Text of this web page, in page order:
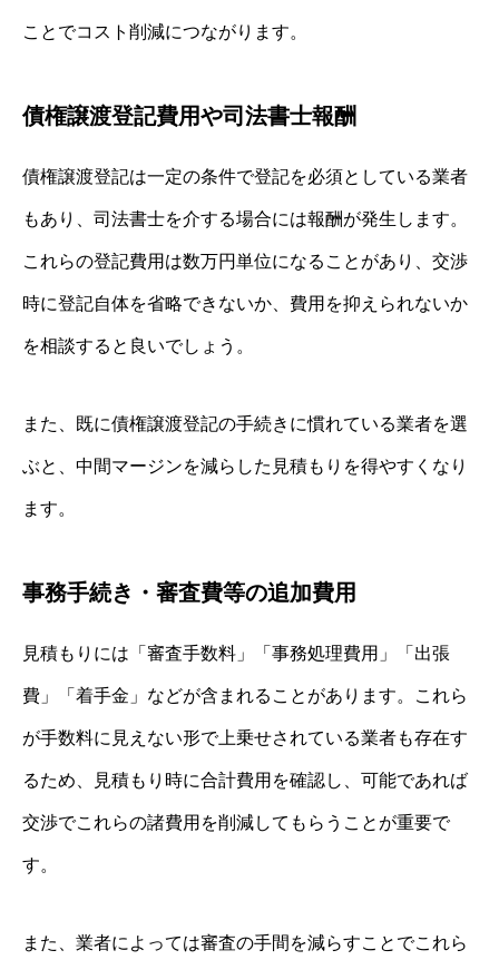
ことでコスト削減につながります。
債権譲渡登記費用や司法書士報酬
債権譲渡登記は一定の条件で登記を必須としている業者
もあり、司法書士を介する場合には報酬が発生します。
これらの登記費用は数万円単位になることがあり、交渉
時に登記自体を省略できないか、費用を抑えられないか
を相談すると良いでしょう。
また、既に債権譲渡登記の手続きに慣れている業者を選
ぶと、中間マージンを減らした見積もりを得やすくなり
ます。
事務手続き・審査費等の追加費用
見積もりには「審査手数料」「事務処理費用」「出張
費」「着手金」などが含まれることがあります。これら
が手数料に見えない形で上乗せされている業者も存在す
るため、見積もり時に合計費用を確認し、可能であれば
交渉でこれらの諸費用を削減してもらうことが重要で
す。
また、業者によっては審査の手間を減らすことでこれら